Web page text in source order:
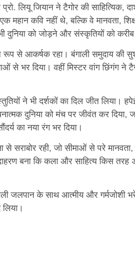
लियू जियान ने टैगोर की साहित्यिक,
महान कवि नहीं थे, बल्कि वे मानवता,
को जोड़ने और संस्कृतियों को करीब
से आकर्षक रहा। बंगाली समुदाय की
से भर दिया। वहीं मिस्टर वांग छिंगंग ने
ने भी दर्शकों का दिल जीत लिया।
दुनिया को मंच पर जीवंत कर
का नया रंग भर दिया।
से सराबोर रही, जो सीमाओं से परे
बना कि कला और साहित्य किस
जलपान के साथ आत्मीय और गर्मजोशी